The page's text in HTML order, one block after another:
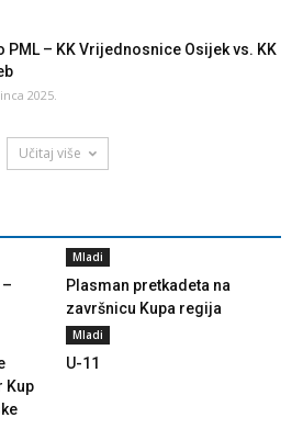
PML – KK Vrijednosnice Osijek vs. KK
2025.
Učitaj više
Mladi
Plasman pretkadeta na
završnicu Kupa regija
Kup
Mladi
U-11